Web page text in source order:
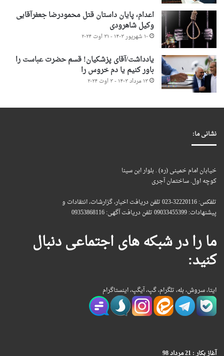
اعدام، پایان داستان قتل محمودرضا جعفرآقایی
وکیل شاهرودی
۱۰ شهریور ۱۴۰۳ - ۳۱ اوت ۲۰۲۴
یادداشت/آقای پزشکیان! قسم حضرت عباست را
باور کنیم یا دم خروس را
۱۳ مرداد ۱۴۰۳ - ۳ اوت ۲۰۲۴
نشانی ما:
خیابان امام خمینی (ره) . بلوار ابن سینا
کوچه اول. ساختمان آجری
تلفکس: 32220116-023 تلفن دریافت اخبار، گزارشات، انتقادات و
پیشنهادات: 09033455399 تلفن دریافت آگهی: 09353868116
ما را در شبکه های اجتماعی دنبال
کنید:
ایتا، سروش، بله، تلگرام، گپ، آیگپ، اینستاگرام
آغاز بکار : 21 مرداد 98